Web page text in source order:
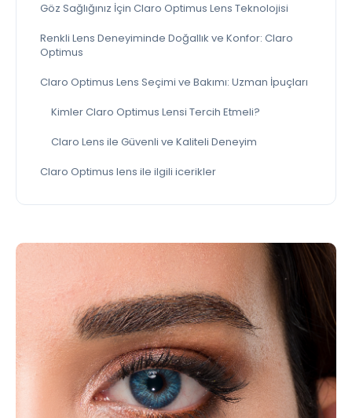
Göz Sağlığınız İçin Claro Optimus Lens Teknolojisi
Renkli Lens Deneyiminde Doğallık ve Konfor: Claro
Optimus
Claro Optimus Lens Seçimi ve Bakımı: Uzman İpuçları
Kimler Claro Optimus Lensi Tercih Etmeli?
Claro Lens ile Güvenli ve Kaliteli Deneyim
Claro Optimus lens ile ilgili icerikler